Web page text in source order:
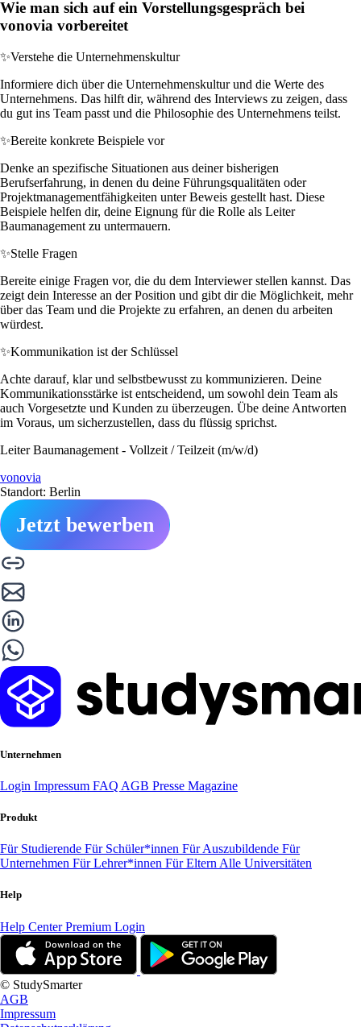
Wie man sich auf ein Vorstellungsgespräch bei
vonovia vorbereitet
✨Verstehe die Unternehmenskultur
Informiere dich über die Unternehmenskultur und die Werte des
Unternehmens. Das hilft dir, während des Interviews zu zeigen, dass
du gut ins Team passt und die Philosophie des Unternehmens teilst.
✨Bereite konkrete Beispiele vor
Denke an spezifische Situationen aus deiner bisherigen
Berufserfahrung, in denen du deine Führungsqualitäten oder
Projektmanagementfähigkeiten unter Beweis gestellt hast. Diese
Beispiele helfen dir, deine Eignung für die Rolle als Leiter
Baumanagement zu untermauern.
✨Stelle Fragen
Bereite einige Fragen vor, die du dem Interviewer stellen kannst. Das
zeigt dein Interesse an der Position und gibt dir die Möglichkeit, mehr
über das Team und die Projekte zu erfahren, an denen du arbeiten
würdest.
✨Kommunikation ist der Schlüssel
Achte darauf, klar und selbstbewusst zu kommunizieren. Deine
Kommunikationsstärke ist entscheidend, um sowohl dein Team als
auch Vorgesetzte und Kunden zu überzeugen. Übe deine Antworten
im Voraus, um sicherzustellen, dass du flüssig sprichst.
Leiter Baumanagement - Vollzeit / Teilzeit (m/w/d)
vonovia
Standort: Berlin
Jetzt bewerben
Unternehmen
Login Impressum FAQ AGB Presse Magazine
Produkt
Für Studierende Für Schüler*innen Für Auszubildende Für
Unternehmen Für Lehrer*innen Für Eltern Alle Universitäten
Help
Help CenterPremium Login
© StudySmarter
AGB
Impressum